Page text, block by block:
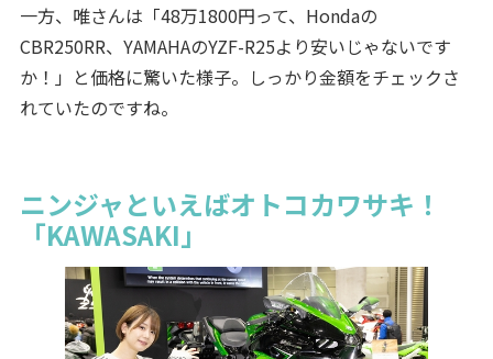
一方、唯さんは「48万1800円って、Hondaの
CBR250RR、YAMAHAのYZF-R25より安いじゃないです
か！」と価格に驚いた様子。しっかり金額をチェックさ
れていたのですね。
ニンジャといえばオトコカワサキ！
「KAWASAKI」